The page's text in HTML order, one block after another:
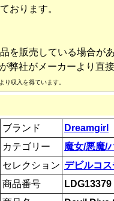
おります。
を販売している場合があ
弊社がメーカーより直
収入を得ています。
ブランド
Dreamgirl
カテゴリー
魔女/悪魔/
セレクション デビルコ
商品番号
LDG13379